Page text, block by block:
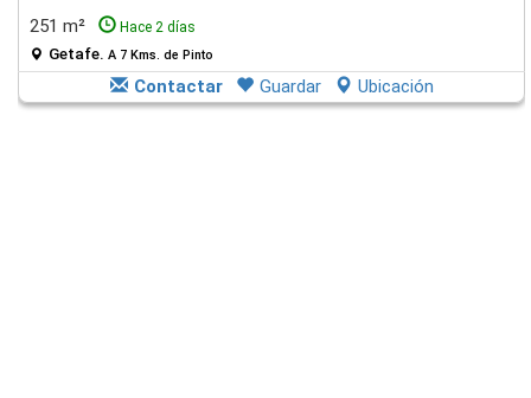
251 m² Hace 2 días
Getafe. A 7 Kms. de Pinto
Contactar Guardar Ubicación